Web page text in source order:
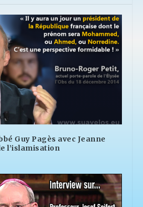
Guy Pagès avec Jeanne
l’islamisation